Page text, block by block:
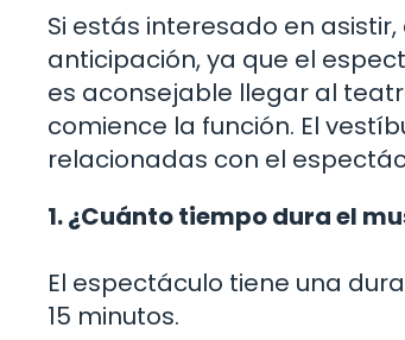
Si estás interesado en
anticipación, ya que el
es aconsejable llegar al
comience la función. El
relacionadas con el
1. ¿Cuánto tiempo dura el
El espectáculo tiene una
15 minutos.